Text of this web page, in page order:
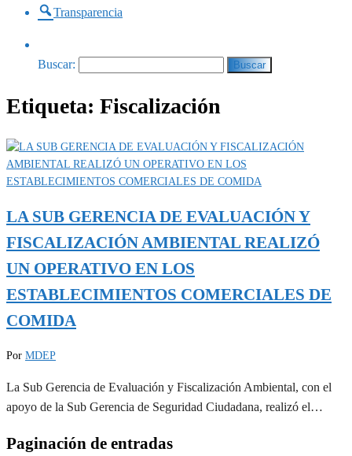
Transparencia
Buscar:
Etiqueta: Fiscalización
LA SUB GERENCIA DE EVALUACIÓN Y
FISCALIZACIÓN AMBIENTAL REALIZÓ
UN OPERATIVO EN LOS
ESTABLECIMIENTOS COMERCIALES DE
COMIDA
Por MDEP
La Sub Gerencia de Evaluación y Fiscalización Ambiental, con el
apoyo de la Sub Gerencia de Seguridad Ciudadana, realizó el…
Paginación de entradas